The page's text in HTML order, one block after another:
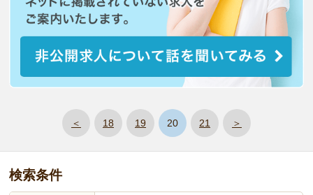
＜ 18 19 20 21 ＞
検索条件